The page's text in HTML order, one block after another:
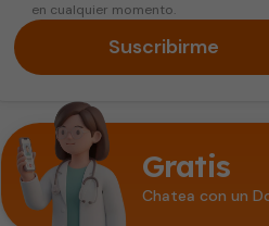
en cualquier momento.
Suscribirme
Gratis
Chatea con un